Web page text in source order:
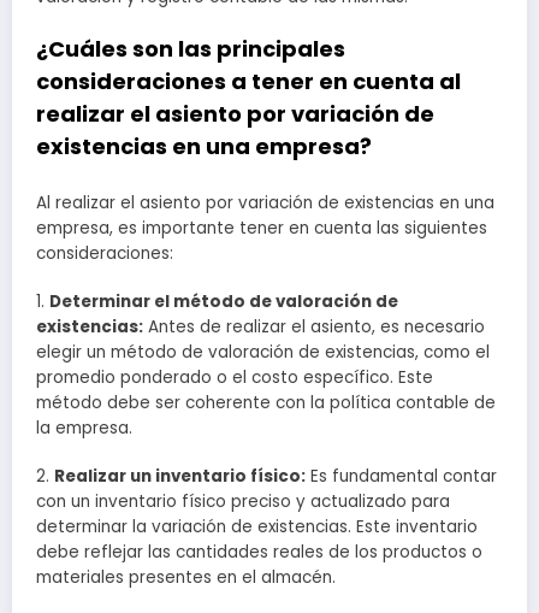
¿Cuáles son las principales
consideraciones a tener en cuenta al
realizar el asiento por variación de
existencias en una empresa?
Al realizar el asiento por variación de existencias en una
empresa, es importante tener en cuenta las siguientes
consideraciones:
1. Determinar el método de valoración de
existencias: Antes de realizar el asiento, es necesario
elegir un método de valoración de existencias, como el
promedio ponderado o el costo específico. Este
método debe ser coherente con la política contable de
la empresa.
2. Realizar un inventario físico: Es fundamental contar
con un inventario físico preciso y actualizado para
determinar la variación de existencias. Este inventario
debe reflejar las cantidades reales de los productos o
materiales presentes en el almacén.